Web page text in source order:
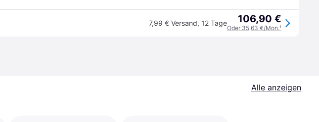
7,99 € Versand, 12 Tage 106,90 €
Oder 35,63 €/Mon.¹
Alle anzeigen